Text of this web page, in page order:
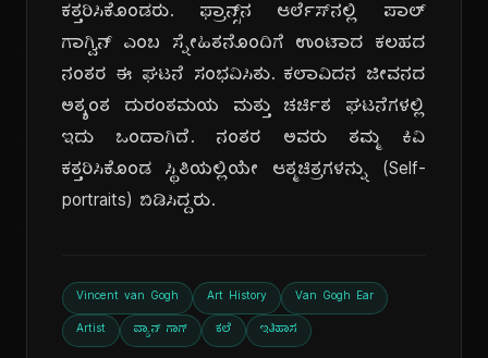
ಕತ್ತರಿಸಿಕೊಂಡರು. ಫ್ರಾನ್ಸ್‌ನ ಆರ್ಲೆಸ್‌ನಲ್ಲಿ ಪಾಲ್
ಗಾಗ್ವಿನ್ ಎಂಬ ಸ್ನೇಹಿತನೊಂದಿಗೆ ಉಂಟಾದ ಕಲಹದ
ನಂತರ ಈ ಘಟನೆ ಸಂಭವಿಸಿತು. ಕಲಾವಿದನ ಜೀವನದ
ಅತ್ಯಂತ ದುರಂತಮಯ ಮತ್ತು ಚರ್ಚಿತ ಘಟನೆಗಳಲ್ಲಿ
ಇದು ಒಂದಾಗಿದೆ. ನಂತರ ಅವರು ತಮ್ಮ ಕಿವಿ
ಕತ್ತರಿಸಿಕೊಂಡ ಸ್ಥಿತಿಯಲ್ಲಿಯೇ ಆತ್ಮಚಿತ್ರಗಳನ್ನು (Self-
portraits) ಬಿಡಿಸಿದ್ದರು.
Vincent van Gogh Art History Van Gogh Ear
Artist ವ್ಯಾನ್ ಗಾಗ್ ಕಲೆ ಇತಿಹಾಸ